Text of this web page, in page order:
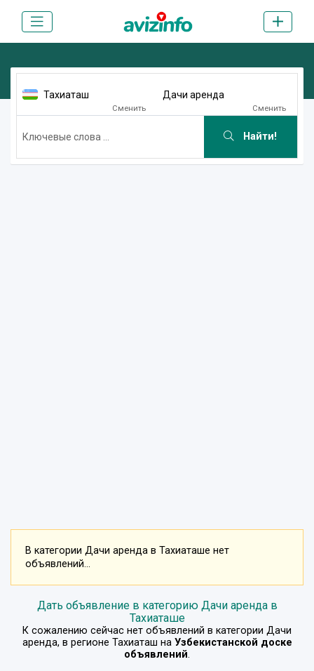
Тахиаташ
Сменить
Дачи аренда
Сменить
Найти!
В категории Дачи аренда в Тахиаташе нет
объявлений...
Дать объявление в категорию Дачи аренда в
Тахиаташе
К сожалению сейчас нет объявлений в категории Дачи
аренда, в регионе Тахиаташ на Узбекистанской доске
объявлений.